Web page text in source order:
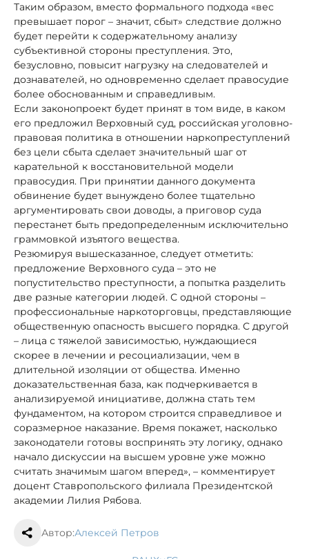
Таким образом, вместо формального подхода «вес
превышает порог – значит, сбыт» следствие должно
будет перейти к содержательному анализу
субъективной стороны преступления. Это,
безусловно, повысит нагрузку на следователей и
дознавателей, но одновременно сделает правосудие
более обоснованным и справедливым.
Если законопроект будет принят в том виде, в каком
его предложил Верховный суд, российская уголовно-
правовая политика в отношении наркопреступлений
без цели сбыта сделает значительный шаг от
карательной к восстановительной модели
правосудия. При принятии данного документа
обвинение будет вынуждено более тщательно
аргументировать свои доводы, а приговор суда
перестанет быть предопределенным исключительно
граммовкой изъятого вещества.
Резюмируя вышесказанное, следует отметить:
предложение Верховного суда – это не
попустительство преступности, а попытка разделить
две разные категории людей. С одной стороны –
профессиональные наркоторговцы, представляющие
общественную опасность высшего порядка. С другой
– лица с тяжелой зависимостью, нуждающиеся
скорее в лечении и ресоциализации, чем в
длительной изоляции от общества. Именно
доказательственная база, как подчеркивается в
анализируемой инициативе, должна стать тем
фундаментом, на котором строится справедливое и
соразмерное наказание. Время покажет, насколько
законодатели готовы воспринять эту логику, однако
начало дискуссии на высшем уровне уже можно
считать значимым шагом вперед», – комментирует
доцент Ставропольского филиала Президентской
академии Лилия Рябова.
Автор:Алексей Петров